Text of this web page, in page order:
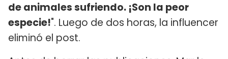
de animales sufriendo. ¡Son la peor
especie!". Luego de dos horas, la influencer
eliminó el post.